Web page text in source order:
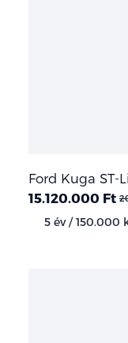
Ford Kuga ST-
15.120.000 Ft
5 év / 150.000